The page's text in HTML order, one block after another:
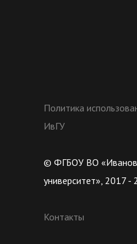
Политика
ИвГУ
© ФГБОУ ВО
университет», 2017 -
Контакты